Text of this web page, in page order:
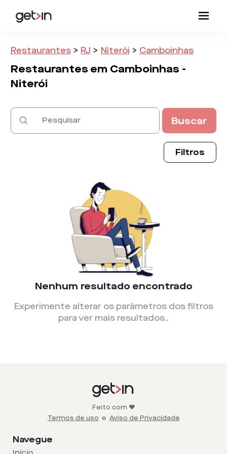
Restaurantes > RJ > Niterói > Camboinhas
Restaurantes em Camboinhas -
Niterói
Buscar
Filtros
Nenhum resultado encontrado
Experimente alterar os parâmetros dos filtros
para ver mais resultados..
Feito com ❤️
Termos de uso e Aviso de Privacidade
Navegue